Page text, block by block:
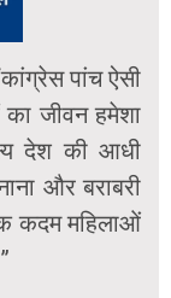
पांच ऐसी
का जीवन हमेशा
देश की आधी
और बराबरी
कदम महिलाओं